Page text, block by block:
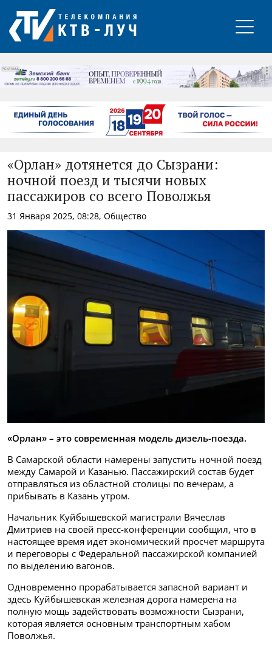
РЕКЛАМА
«Орлан» дотянется до Сызрани:
ночной поезд и тысячи новых
пассажиров со всего Поволжья
31 Января 2025, 08:28, Общество
«Орлан» – это современная модель дизель-поезда.
В Самарской области намерены запустить ночной поезд
между Самарой и Казанью. Пассажирский состав будет
отправляться из областной столицы по вечерам, а
прибывать в Казань утром.
Начальник Куйбышевской магистрали Вячеслав
Дмитриев на своей пресс-конференции сообщил, что в
настоящее время идет экономический просчет маршрута
и переговоры с Федеральной пассажирской компанией
по выделению вагонов.
Одновременно прорабатывается запасной вариант и
здесь Куйбышевская железная дорога намерена на
полную мощь задействовать возможности Сызрани,
которая является основным транспортным хабом
Поволжья.